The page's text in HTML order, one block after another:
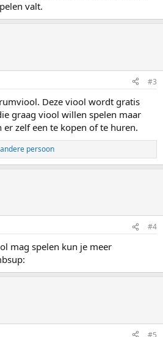
valt.
#3
Deze viool wordt gratis
graag viool willen spelen maar
zelf een te kopen of te huren.
persoon
#4
mag spelen kun je meer
#5